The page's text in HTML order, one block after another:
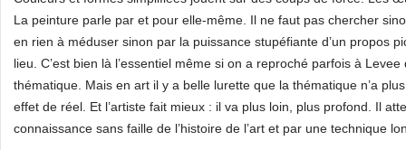
La peinture parle par et pour elle-même. Il ne faut pas chercher
en rien à méduser sinon par la puissance stupéfiante d’un propos
lieu. C’est bien là l’essentiel même si on a reproché parfois à
thématique. Mais en art il y a belle lurette que la thématique n’a
effet de réel. Et l’artiste fait mieux : il va plus loin, plus profond. Il
connaissance sans faille de l’histoire de l’art et par une technique